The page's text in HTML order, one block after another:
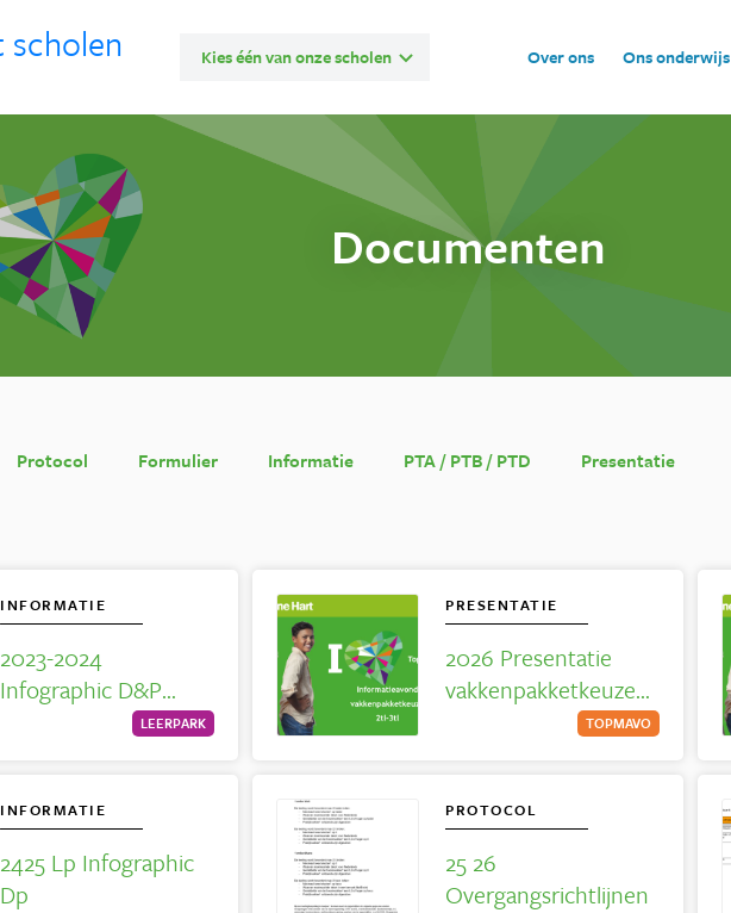
Kies één van onze scholen Over ons Ons onderwijs
Documenten
Protocol Formulier Informatie PTA / PTB / PTD
Presentatie
INFORMATIE
2023-2024
Infographic D&P
LEERPARK
PRESENTATIE
2026 Presentatie
vakkenpakketkeuze
TOPMAVO
INFORMATIE
2425 Lp Infographic
Dp
PROTOCOL
25 26
Overgangsrichtlijnen